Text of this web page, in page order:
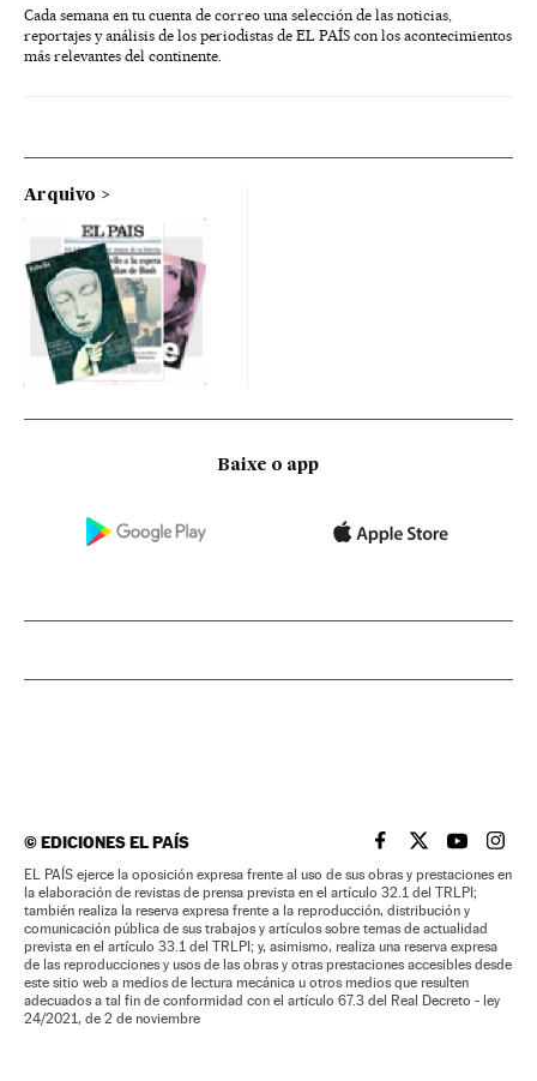
Cada semana en tu cuenta de correo una selección de las noticias,
reportajes y análisis de los periodistas de EL PAÍS con los acontecimientos
más relevantes del continente.
Arquivo
Baixe o app
©EDICIONES EL PAÍS EL PAÍS BRASIL EN
EL PAÍSEL PAÍS
EL
EL PAÍS ejerce la oposición expresa frente al uso de sus obras y prestaciones en
la elaboración de revistas de prensa prevista en el artículo 32.1 del TRLPI;
también realiza la reserva expresa frente a la reproducción, distribución y
comunicación pública de sus trabajos y artículos sobre temas de actualidad
prevista en el artículo 33.1 del TRLPI; y, asimismo, realiza una reserva expresa
de las reproducciones y usos de las obras y otras prestaciones accesibles desde
este sitio web a medios de lectura mecánica u otros medios que resulten
adecuados a tal fin de conformidad con el artículo 67.3 del Real Decreto - ley
24/2021, de 2 de noviembre